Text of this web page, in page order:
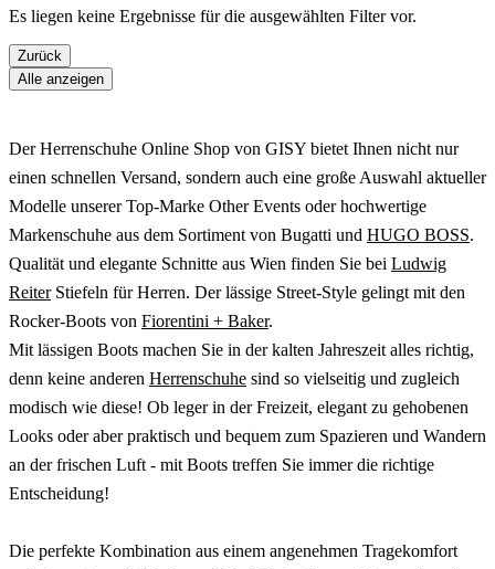
Es liegen keine Ergebnisse für die ausgewählten Filter vor.
Zurück
Alle anzeigen
Der Herrenschuhe Online Shop von GISY bietet Ihnen nicht nur
einen schnellen Versand, sondern auch eine große Auswahl aktueller
Modelle unserer Top-Marke Other Events oder hochwertige
Markenschuhe aus dem Sortiment von Bugatti und HUGO BOSS.
Qualität und elegante Schnitte aus Wien finden Sie bei Ludwig
ReiterStiefeln für Herren. Der lässige Street-Style gelingt mit den
Rocker-Boots von Fiorentini + Baker.
Mit lässigen Boots machen Sie in der kalten Jahreszeit alles richtig,
denn keine anderen Herrenschuhe sind so vielseitig und zugleich
modisch wie diese! Ob leger in der Freizeit, elegant zu gehobenen
Looks oder aber praktisch und bequem zum Spazieren und Wandern
an der frischen Luft - mit Boots treffen Sie immer die richtige
Entscheidung!
Die perfekte Kombination aus einem angenehmen Tragekomfort